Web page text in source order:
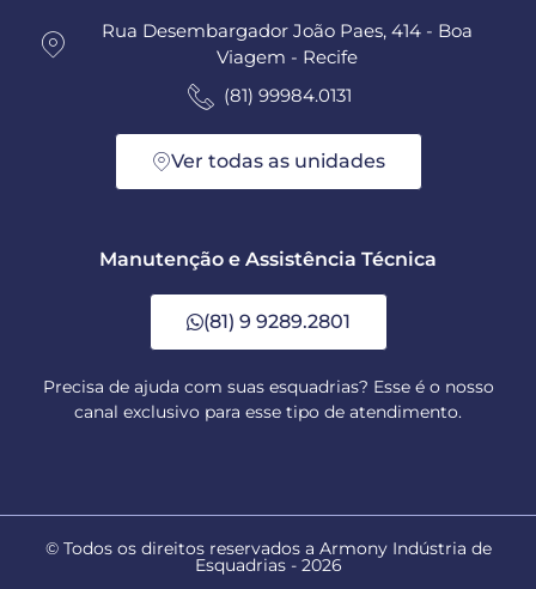
Rua Desembargador João Paes, 414 - Boa
Viagem - Recife
(81) 99984.0131
Ver todas as unidades
Manutenção e Assistência Técnica
(81) 9 9289.2801
Precisa de ajuda com suas esquadrias? Esse é o nosso
canal exclusivo para esse tipo de atendimento.
© Todos os direitos reservados a Armony Indústria de
Esquadrias - 2026